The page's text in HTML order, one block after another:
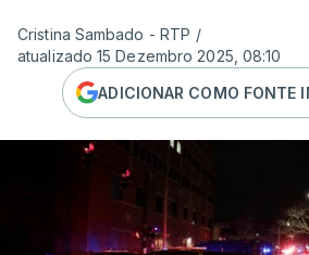
Cristina Sambado - RTP /
atualizado 15 Dezembro 2025, 08:10
ADICIONAR COMO FONTE